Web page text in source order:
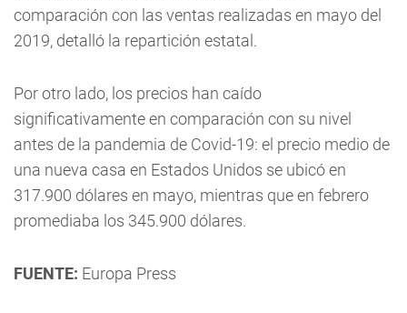
comparación con las ventas realizadas en mayo del
2019, detalló la repartición estatal.
Por otro lado, los precios han caído
significativamente en comparación con su nivel
antes de la pandemia de Covid-19: el precio medio de
una nueva casa en Estados Unidos se ubicó en
317.900 dólares en mayo, mientras que en febrero
promediaba los 345.900 dólares.
FUENTE: Europa Press